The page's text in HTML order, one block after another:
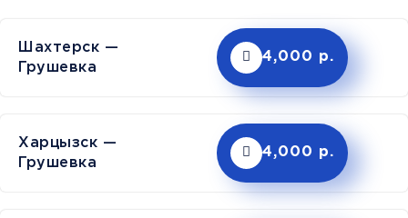
Шахтерск —
Грушевка
4,000 р.
Харцызск —
Грушевка
4,000 р.